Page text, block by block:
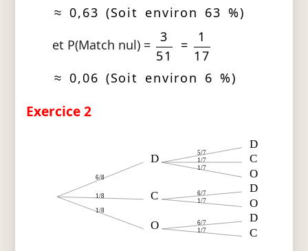
≈ 0,63 (Soit environ 63 %)
et P(Match nul) =
3
51
=
1
17
≈ 0,06 (Soit environ 6 %)
Exercice 2
D
C
O
D
C
O
D
O
D
C
6/8
1/8
1/8
5/7
1/7
1/7
6/7
1/7
6/7
1/7